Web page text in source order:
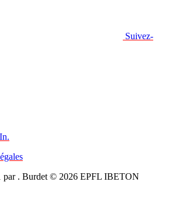
Suivez-
par . Burdet © 2026 EPFL IBETON